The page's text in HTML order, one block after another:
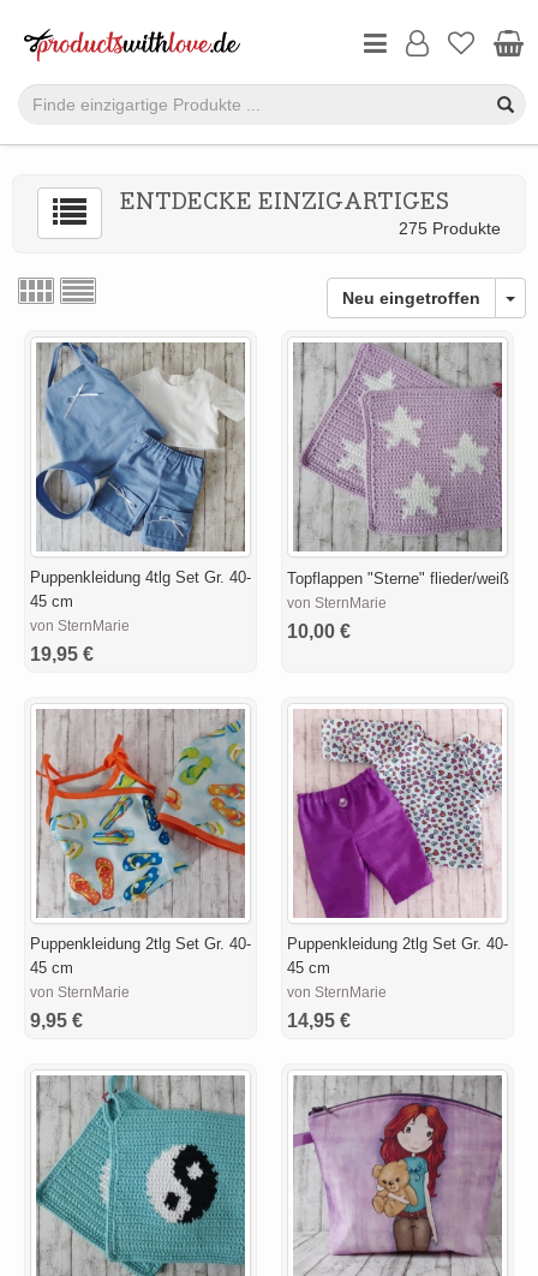
ENTDECKE EINZIGARTIGES
275 Produkte
Neu eingetroffen
Puppenkleidung 4tlg Set Gr. 40-
45 cm
von SternMarie
19,95 €
Topflappen "Sterne" flieder/weiß
von SternMarie
10,00 €
Puppenkleidung 2tlg Set Gr. 40-
45 cm
von SternMarie
9,95 €
Puppenkleidung 2tlg Set Gr. 40-
45 cm
von SternMarie
14,95 €